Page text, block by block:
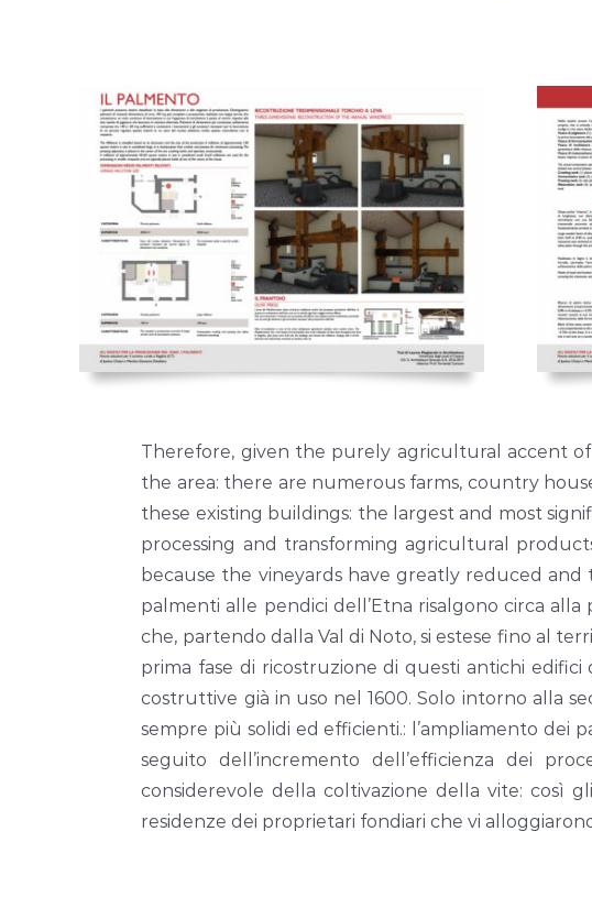
Therefore, given the purely agricultural accent
the area: there are numerous farms, country
these existing buildings: the largest and most
processing and transforming agricultural
because the vineyards have greatly reduced
palmenti alle pendici dell’Etna risalgono circa
che, partendo dalla Val di Noto, si estese fino al
prima fase di ricostruzione di questi antichi edifici
costruttive già in uso nel 1600. Solo intorno alla
sempre più solidi ed efficienti.: l’ampliamento dei
seguito dell’incremento dell’efficienza dei
considerevole della coltivazione della vite: così
residenze dei proprietari fondiari che vi